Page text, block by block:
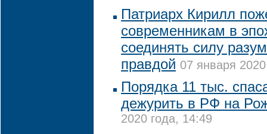
Патриарх Кирилл
современникам в
соединять силу
правдой 07 января
Порядка 11 тыс.
дежурить в РФ на
2020 года, 14:49